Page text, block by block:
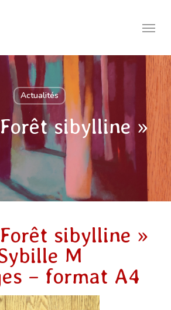
Menu
Actualités
sibylline »
sibylline »
M
– format A4